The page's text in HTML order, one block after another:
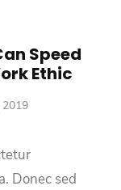
Speed
Ethic
Donec sed